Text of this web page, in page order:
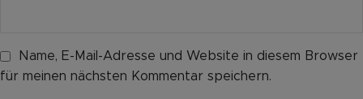
Name, E-Mail-Adresse und Website in diesem Browser
für meinen nächsten Kommentar speichern.